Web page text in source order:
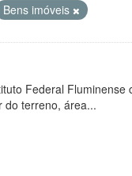
Bens imóveis
Federal
do terreno, área...